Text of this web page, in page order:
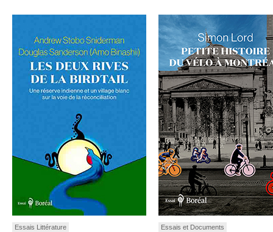
Essais Littérature Essais et Documents